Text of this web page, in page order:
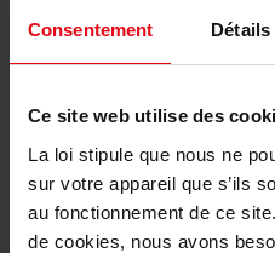
Consentement Détails
Ce site web utilise des
La loi stipule que nous ne
sur votre appareil que s’ils
au fonctionnement de ce
de cookies, nous avons
HERMES
Un Jardin sur le Nil, huile
sèche corps et cheveux